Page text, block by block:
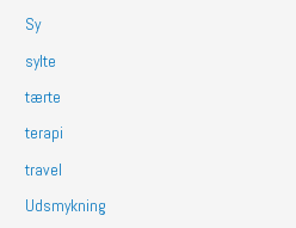
Sy
sylte
tærte
terapi
travel
Udsmykning